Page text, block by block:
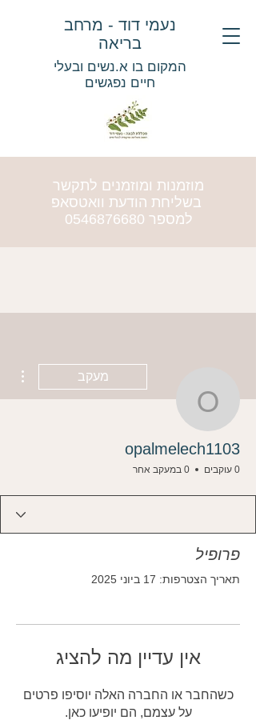
נעמי דוד - מרחב
בריאה
המקום בו א.נשים ובעלי
חיים נפגשים
מוזמנות ומוזמנים לתקשר
בשליחת הודעת וואטסאפ
למספר 0546876680
opalmelech1103
מעקב
opalmelech1103
0 עוקבים 0 במעקב אחר
פרופיל
תאריך הצטרפות: 17 ביוני 2025
אין עדיין מה להציג
כשהחבר או החברה האלה יוסיפו פרטים
על עצמם, הם יופיעו כאן.